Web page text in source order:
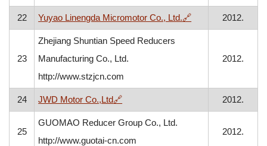
22 Yuyao Linengda Micromotor Co., Ltd.🔗, otvara se u
2012.
23
Zhejiang Shuntian Speed Reducers
Manufacturing Co., Ltd.
http://www.stzjcn.com
2012.
24 JWD Motor Co.,Ltd🔗, otvara se u novom prozoru2012.
25
GUOMAO Reducer Group Co., Ltd.
http://www.guotai-cn.com
2012.